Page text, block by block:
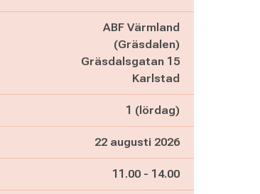
ABF Värmland
(Gräsdalen)
Gräsdalsgatan 15
Karlstad
1 (lördag)
22 augusti 2026
Pågår mellan
11.00 - och
14.00